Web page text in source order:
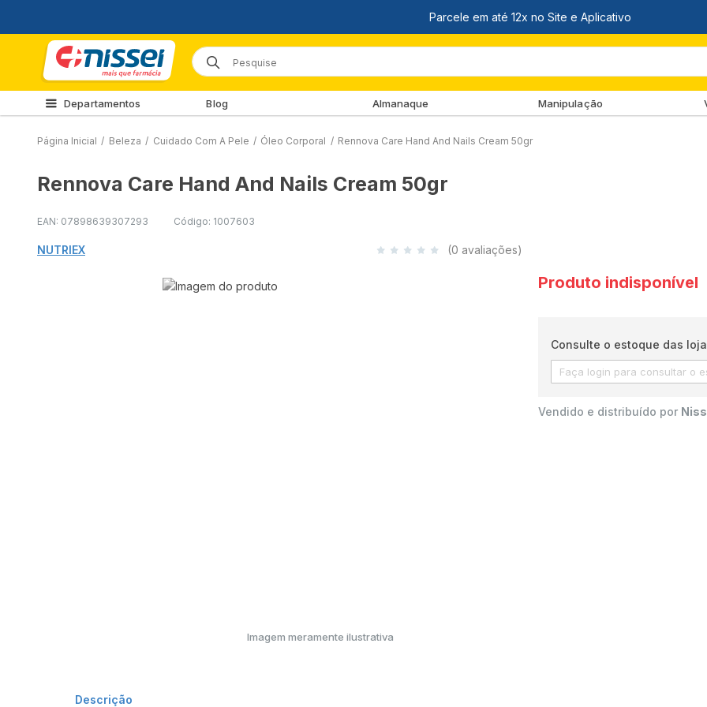
Departamentos Blog Almanaque Manipulação
Página Inicial / Beleza / Cuidado Com A Pele / Óleo Corporal / Rennova Care Hand And Nails Cream 50gr
Rennova Care Hand And Nails Cream 50gr
EAN: 07898639307293 Código: 1007603
NUTRIEX (0 avaliações)
Imagem meramente ilustrativa
Produto indisponível
Consulte o estoque das
Vendido e distribuído por
Descrição